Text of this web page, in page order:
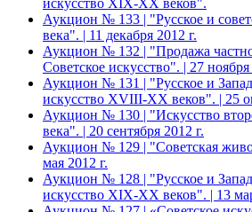
Аукцион № 133 | "Русское и
века". | 11 декабря 2012 г.
Аукцион № 132 | "Продажа
Советское искусство". | 27 ноября
Аукцион № 131 | "Русское и
искусство XVIII-ХХ веков". | 25
Аукцион № 130 | "Искусство
века". | 20 сентября 2012 г.
Аукцион № 129 | "Советская
мая 2012 г.
Аукцион № 128 | "Русское и
искусство XIX-ХХ веков". | 13